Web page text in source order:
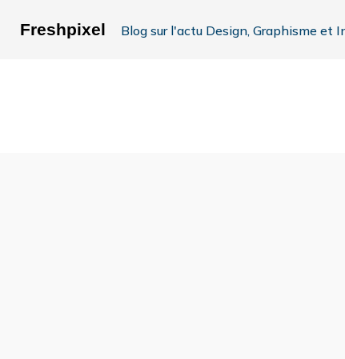
Freshpixel Blog sur l'actu Design, Graphisme et